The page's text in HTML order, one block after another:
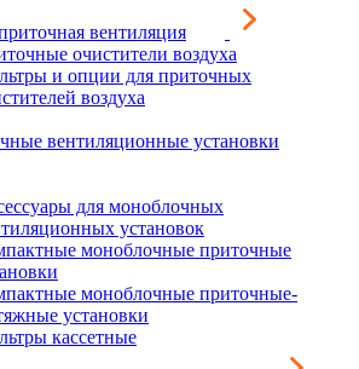
вентиляция
очистители воздуха
и опции для приточных
воздуха
вентиляционные установки
для моноблочных
установок
моноблочные приточные
моноблочные приточные-
установки
кассетные